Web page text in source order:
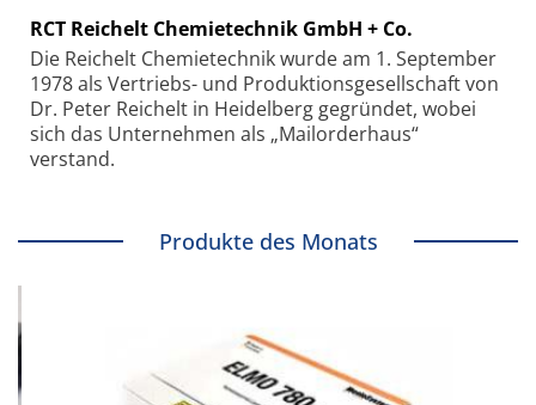
RCT Reichelt Chemietechnik GmbH + Co.
Die Reichelt Chemietechnik wurde am 1. September
1978 als Vertriebs- und Produktionsgesellschaft von
Dr. Peter Reichelt in Heidelberg gegründet, wobei
sich das Unternehmen als „Mailorderhaus“
verstand.
Produkte des Monats